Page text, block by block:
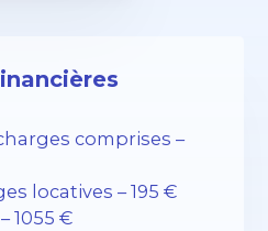
comprises –
locatives – 195 €
1055 €